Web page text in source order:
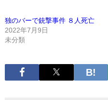
独のバーで銃撃事件 ８人死亡
2022年7月9日
未分類